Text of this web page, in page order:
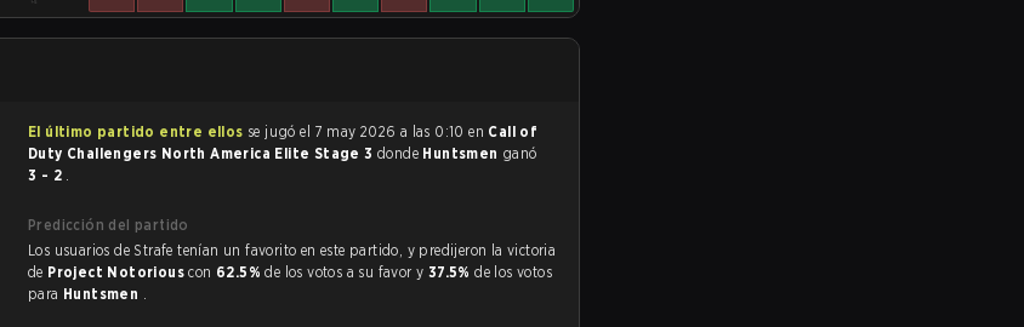
El último partido entre ellos se jugó el 7 may 2026 a las 0:10 en Call of
Duty Challengers North America Elite Stage 3 donde Huntsmen ganó
3 - 2 .
Predicción del partido
Los usuarios de Strafe tenían un favorito en este partido, y predijeron la victoria
de Project Notoriouscon 62.5%de los votos a su favor y 37.5%de los votos
para Huntsmen .